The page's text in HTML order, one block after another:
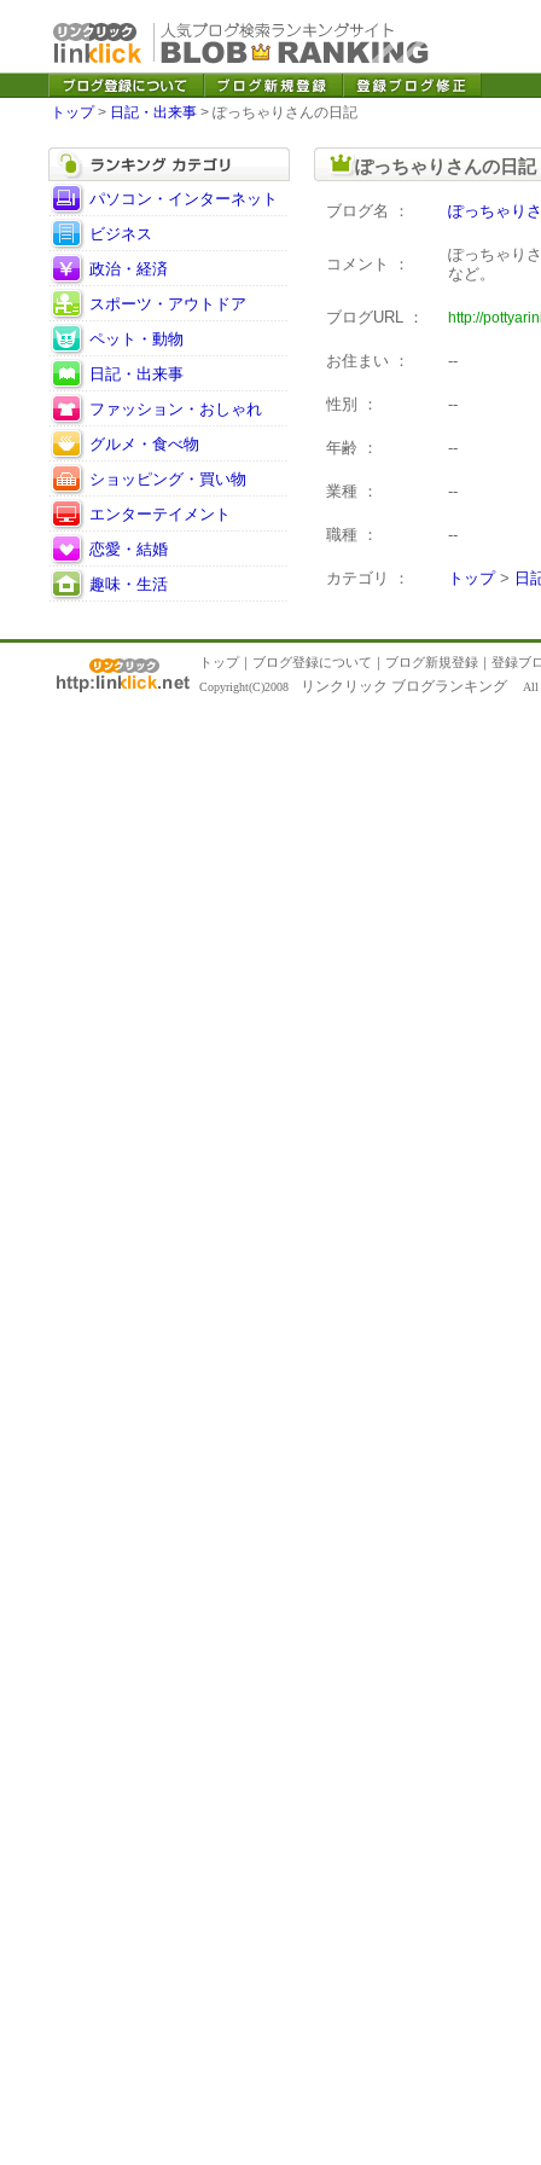
トップ> 日記・出来事 > ぽっちゃりさんの日記
パソコン・インターネット
ビジネス
政治・経済
スポーツ・アウトドア
ペット・動物
日記・出来事
ファッション・おしゃれ
グルメ・食べ物
ショッピング・買い物
エンターテイメント
恋愛・結婚
趣味・生活
ぽっちゃりさんの日
ブログ名 ： ぽっちゃり
コメント ：
ぽっちゃり
など。
ブログURL ： http://
お住まい ： --
性別 ： --
年齢 ： --
業種 ： --
職種 ： --
カテゴリ ： トップ> 日
トップ｜ ブログ登録について ｜ ブログ新規登録 ｜ 登録ブ
Copyright(C)2008 リンクリック ブログランキング All